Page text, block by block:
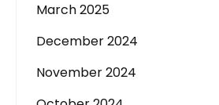
March 2025
December 2024
November 2024